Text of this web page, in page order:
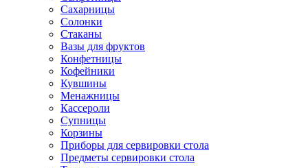
Сахарницы
Солонки
Стаканы
Вазы для фруктов
Конфетницы
Кофейники
Кувшины
Менажницы
Кассероли
Супницы
Корзины
Приборы для сервировки стола
Предметы сервировки стола